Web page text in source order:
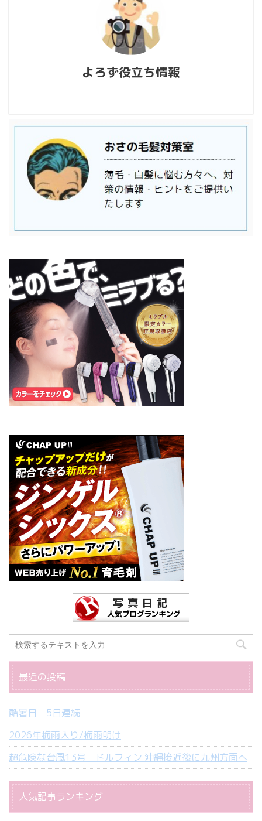
よろず役立ち情報
最近の投稿
酷暑日 5日連続
2026年梅雨入り/梅雨明け
超危険な台風13号 ドルフィン 沖縄接近後に九州方面へ
人気記事ランキング